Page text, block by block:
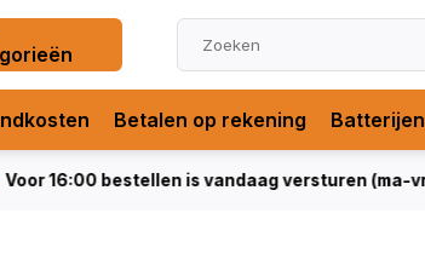
Betalen op rekening Batterijen
16:00 bestellen is vandaag versturen (ma-vrij)